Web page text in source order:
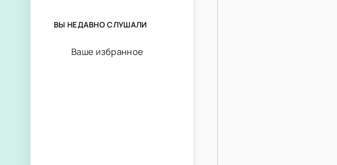
ВЫ НЕДАВНО СЛУШАЛИ
Ваше избранное